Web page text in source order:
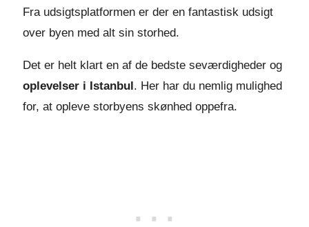
Fra udsigtsplatformen er der en fantastisk udsigt
over byen med alt sin storhed.
Det er helt klart en af de bedste seværdigheder og
oplevelser i Istanbul . Her har du nemlig mulighed
for, at opleve storbyens skønhed oppefra.